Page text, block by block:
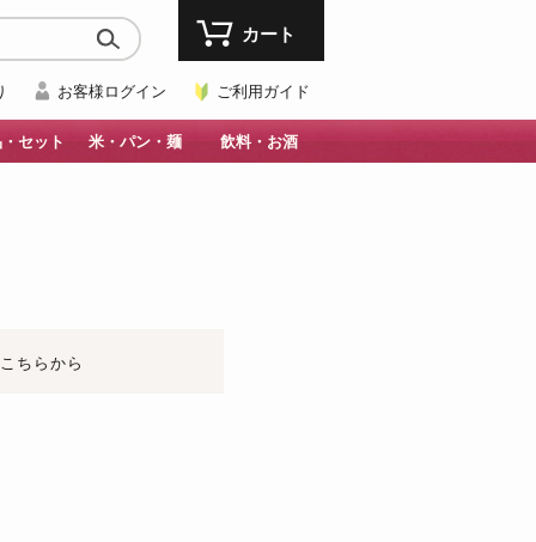
お客様ログイン ご利用ガイド
カート
セット 米・パン・麺 飲料・お酒
ちらから